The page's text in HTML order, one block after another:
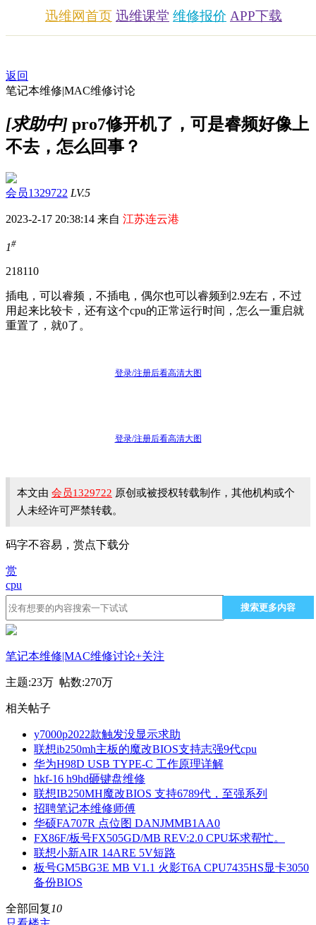
迅维网首页 迅维课堂 维修报价 APP下载
返回
笔记本维修|MAC维修讨论
[求助中] pro7修开机了，可是睿频好像上
不去，怎么回事？
会员1329722 LV.5
2023-2-17 20:38:14 来自 江苏连云港
1#
218110
插电，可以睿频，不插电，偶尔也可以睿频到2.9左右，不过
用起来比较卡，还有这个cpu的正常运行时间，怎么一重启就
重置了，就0了。
登录/注册后看高清大图
登录/注册后看高清大图
本文由 会员1329722 原创或被授权转载制作，其他机构或个
人未经许可严禁转载。
码字不容易，赏点下载分
赏
cpu
搜索更多内容
笔记本维修|MAC维修讨论+关注
主题:23万 帖数:270万
相关帖子
y7000p2022款触发没显示求助
联想ib250mh主板的魔改BIOS支持志强9代cpu
华为H98D USB TYPE-C 工作原理详解
hkf-16 h9hd砸键盘维修
联想IB250MH魔改BIOS 支持6789代，至强系列
招聘笔记本维修师傅
华硕FA707R 点位图 DANJMMB1AA0
FX86F/板号FX505GD/MB REV:2.0 CPU坏求帮忙。
联想小新AIR 14ARE 5V短路
板号GM5BG3E MB V1.1 火影T6A CPU7435HS显卡3050
备份BIOS
全部回复 10